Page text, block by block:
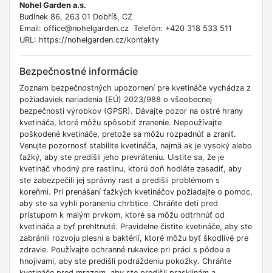
Nohel Garden a.s.
Budínek 86, 263 01 Dobříš, CZ
Email: office@nohelgarden.cz Telefón: +420 318 533 511
URL: https://nohelgarden.cz/kontakty
Bezpečnostné informácie
Zoznam bezpečnostných upozornení pre kvetináče vychádza z
požiadaviek nariadenia (EÚ) 2023/988 o všeobecnej
bezpečnosti výrobkov (GPSR). Dávajte pozor na ostré hrany
kvetináča, ktoré môžu spôsobiť zranenie. Nepoužívajte
poškodené kvetináče, pretože sa môžu rozpadnúť a zraniť.
Venujte pozornosť stabilite kvetináča, najmä ak je vysoký alebo
ťažký, aby ste predišli jeho prevráteniu. Uistite sa, že je
kvetináč vhodný pre rastlinu, ktorú doň hodláte zasadiť, aby
ste zabezpečili jej správny rast a predišli problémom s
koreňmi. Pri prenášaní ťažkých kvetináčov požiadajte o pomoc,
aby ste sa vyhli poraneniu chrbtice. Chráňte deti pred
prístupom k malým prvkom, ktoré sa môžu odtrhnúť od
kvetináča a byť prehltnuté. Pravidelne čistite kvetináče, aby ste
zabránili rozvoju plesní a baktérií, ktoré môžu byť škodlivé pre
zdravie. Používajte ochranné rukavice pri práci s pôdou a
hnojivami, aby ste predišli podráždeniu pokožky. Chráňte